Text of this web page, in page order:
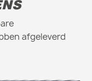
afgeleverd